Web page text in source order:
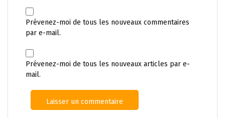
Prévenez-moi de tous les nouveaux commentaires
par e-mail.
Prévenez-moi de tous les nouveaux articles par e-
mail.